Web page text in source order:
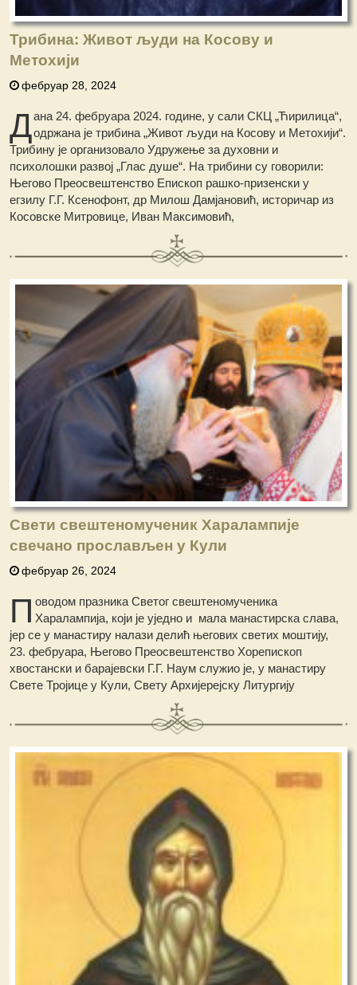
Трибина: Живот људи на Косову и
Метохији
фебруар 28, 2024
Дана 24. фебруара 2024. године, у сали СКЦ „Ћирилица“,
одржана је трибина „Живот људи на Косову и Метохији“.
Трибину је организовало Удружење за духовни и
психолошки развој „Глас душе“. На трибини су говорили:
Његово Преосвештенство Епископ рашко-призенски у
егзилу Г.Г. Ксенофонт, др Милош Дамјановић, историчар из
Косовске Митровице, Иван Максимовић,
Свети свештеномученик Харалампије
свечано прослављен у Кули
фебруар 26, 2024
П оводом празника Светог свештеномученика
Харалампија, који је уједно и мала манастирска слава,
јер се у манастиру налази делић његових светих моштију,
23. фебруара, Његово Преосвештенство Хорепископ
хвостански и барајевски Г.Г. Наум служио је, у манастиру
Свете Тројице у Кули, Свету Архијерејску Литургију